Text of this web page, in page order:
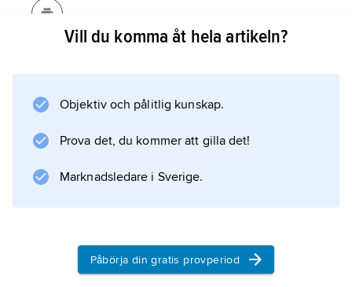
maktdelningsprincipen. Alla delstater har en
verkställande funktion under ledning av en
folkvald guvernör, en lagstiftande församling
delstat är suverän att besluta om sin egen
Vill du komma åt hela artikeln?
Objektiv och pålitlig kunskap.
Prova det, du kommer att gilla det!
Marknadsledare i Sverige.
Påbörja din gratis provperiod